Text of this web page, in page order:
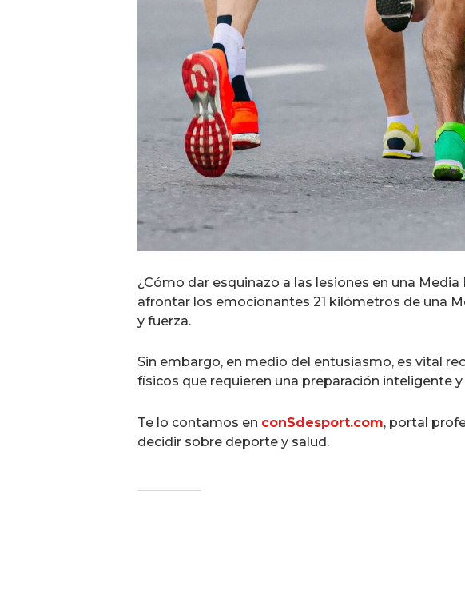
¿Cómo dar esquinazo a las lesiones en una
afrontar los emocionantes 21 kilómetros de una
y fuerza.
Sin embargo, en medio del entusiasmo, es vital
físicos que requieren una preparación inteligente
Te lo contamos en conSdesport.com, portal
decidir sobre deporte y salud.